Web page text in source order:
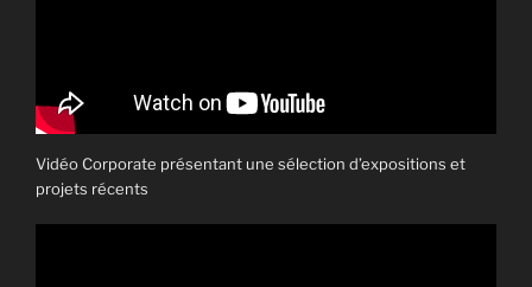
Vidéo Corporate présentant une sélection d’expositions et
projets récents